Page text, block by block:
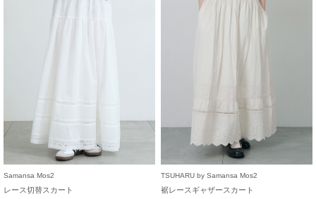
Samansa Mos2
レース切替スカート
TSUHARU by Samansa Mos2
裾レースギャザースカート